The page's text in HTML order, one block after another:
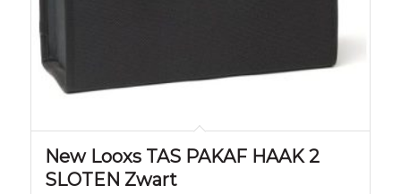
New Looxs TAS PAKAF HAAK 2
SLOTEN Zwart